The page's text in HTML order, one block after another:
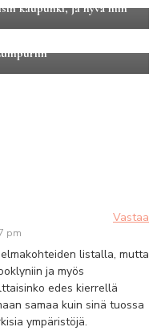
kaupunki, ja hyvä niin
pm
Vastaa
listalla, mutta
ja myös
edes kierrellä
samaa kuin sinä tuossa
ympäristöjä.